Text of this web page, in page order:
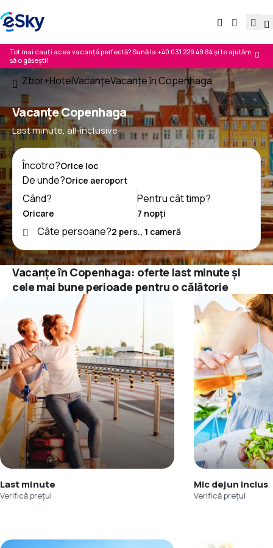
Tot mai cauți acea vacanță perfectă? Sună la +40 031 229 49 84și te ajutăm
să o găsești!
Zbor+HotelVacanţeVacanţe în Copenhaga
Vacanţe Copenhaga
Last minute, all-inclusive
Încotro?
De unde?
Când?
Pentru cât timp?
Câte persoane?
Vacanțe în Copenhaga: oferte last minute și
cele mai bune perioade pentru o călătorie
Last minute
Verifică prețul
Mic dejun inclus
Verifică prețul